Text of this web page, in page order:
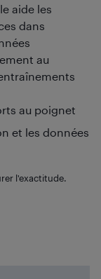
aide les
dans
au
au poignet
et les données
l'exactitude.